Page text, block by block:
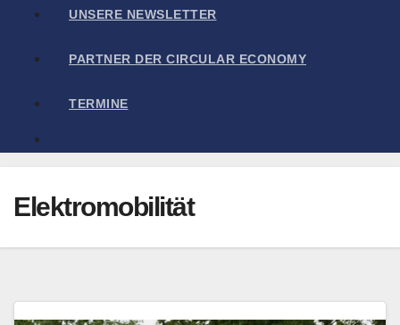
UNSERE NEWSLETTER
PARTNER DER CIRCULAR ECONOMY
TERMINE
Elektromobilität